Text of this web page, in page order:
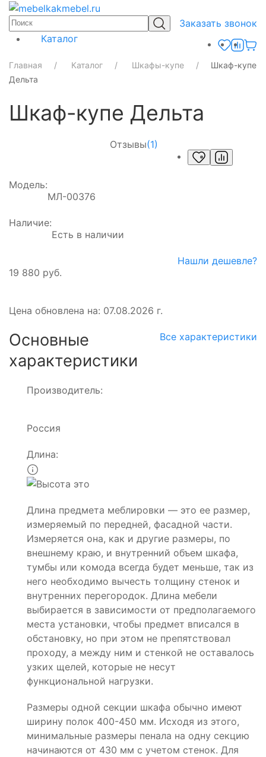
Заказать звонок
Каталог
Главная Каталог Шкафы-купе
Шкаф-купе
Дельта
Шкаф-купе Дельта
Отзывы(1)
Модель:
МЛ-00376
Наличие:
Есть в наличии
19 880 руб.
Нашли дешевле?
Цена обновлена на: 07.08.2026 г.
Основные
характеристики
Все характеристики
Производитель:
Россия
Длина:
Длина предмета меблировки — это ее размер,
измеряемый по передней, фасадной части.
Измеряется она, как и другие размеры, по
внешнему краю, и внутренний объем шкафа,
тумбы или комода всегда будет меньше, так из
него необходимо вычесть толщину стенок и
внутренних перегородок. Длина мебели
выбирается в зависимости от предполагаемого
места установки, чтобы предмет вписался в
обстановку, но при этом не препятствовал
проходу, а между ним и стенкой не оставалось
узких щелей, которые не несут
функциональной нагрузки.
Размеры одной секции шкафа обычно имеют
ширину полок 400-450 мм. Исходя из этого,
минимальные размеры пенала на одну секцию
начинаются от 430 мм с учетом стенок. Для